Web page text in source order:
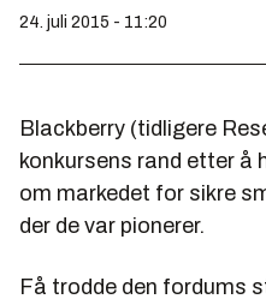
24. juli 2015 - 11:20
Blackberry (tidligere
konkursens rand etter å
om markedet for sikre
der de var pionerer.
Få trodde den fordums